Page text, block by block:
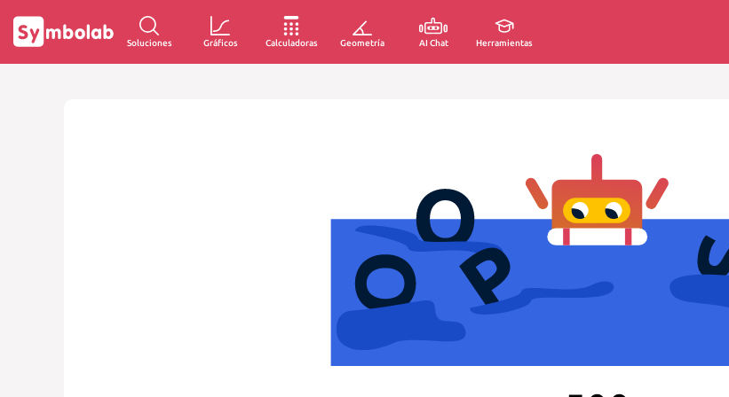
Soluciones Gráficos Calculadoras Geometría AI Chat Herramientas